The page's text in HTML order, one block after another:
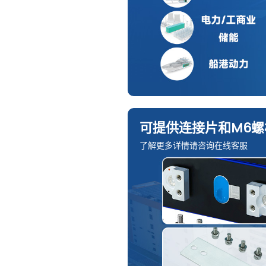
可提供连接片和M6
了解更多详情请咨询在线客服